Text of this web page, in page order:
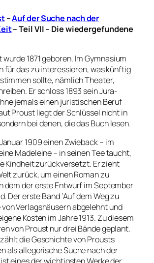
–Auf der Suche nach der
– Teil VII – Die wiedergefundene
1871 geboren. Im Gymnasium
für das zu interessieren, was künftig
sollte, nämlich Theater,
Er schloss 1893 sein Jura-
jemals einen juristischen Beruf
Proust liegt der Schlüssel nicht in
bei denen, die das Buch lesen.
1909 einen Zwieback – im
Madeleine – in seinen Tee taucht,
Kindheit zurückversetzt. Er zieht
zurück, um einen Roman zu
dem der erste Entwurf im September
Der erste Band ‘Auf dem Weg zu
von Verlagshäusern abgelehnt und
Kosten im Jahre 1913. Zu diesem
von Proust nur drei Bände geplant.
die Geschichte von Prousts
als allegorische Suche nach der